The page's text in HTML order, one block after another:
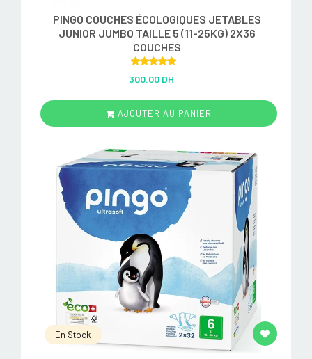
PINGO COUCHES ÉCOLOGIQUES JETABLES
JUNIOR JUMBO TAILLE 5 (11-25KG) 2X36
COUCHES
out of 5
300.00 DH
AJOUTER AU PANIER
En Stock